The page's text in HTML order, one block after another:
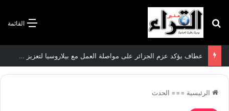
القائمة بحث عن
سعيود يشدد على إلزامية استكمال جميع عمليات تعويض متضرري حرائق الغابات قبل نهاية شهر أوت
الرئيسية === الحدث